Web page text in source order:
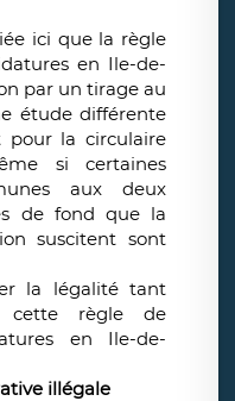
ici que la règle
en Ile-de-
par un tirage au
étude différente
pour la circulaire
si certaines
aux deux
de fond que la
suscitent sont
la légalité tant
cette règle de
en Ile-de-
illégale